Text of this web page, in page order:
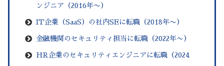
ンジニア（2016年〜）
IT企業（SaaS）の社内SEに転職（2018年〜）
金融機関の セキュリティ 担当に転職（2022年〜）
HR企業のセキュリティエンジニアに転職（2024